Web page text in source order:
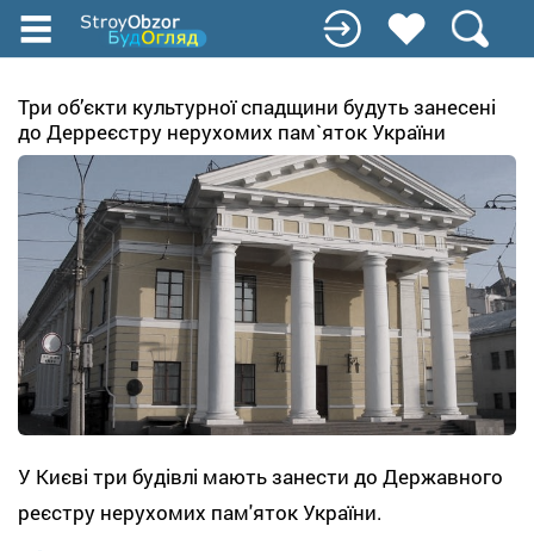
Перейти
содержанию
Три об’єкти культурної спадщини будуть занесені
до Дерреєстру нерухомих пам`яток України
У Києві три будівлі мають занести до Державного
реєстру нерухомих пам'яток України.